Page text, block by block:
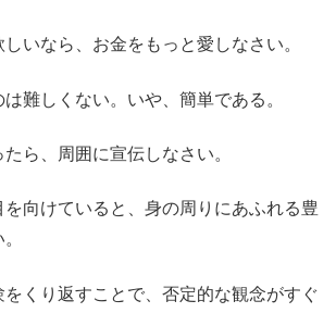
しいなら、お金をもっと愛しなさい。
は難しくない。いや、簡単である。
たら、周囲に宣伝しなさい。
を向けていると、身の周りにあふれる豊
をくり返すことで、否定的な観念がすぐ